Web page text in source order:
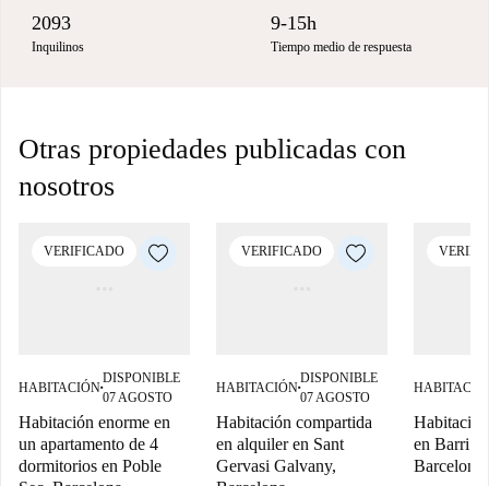
2093
Inquilinos
9-15h
Tiempo medio de respuesta
Otras propiedades publicadas con
nosotros
VERIFICADO
HABITACIÓN■
DISPONIBLE
07 AGOSTO
Habitación enorme en
un apartamento de 4
dormitorios en Poble
VERIFICADO
HABITACIÓN■
DISPONIBLE
07 AGOSTO
Habitación compartida
en alquiler en Sant
Gervasi Galvany,
en Barri
Barcelona